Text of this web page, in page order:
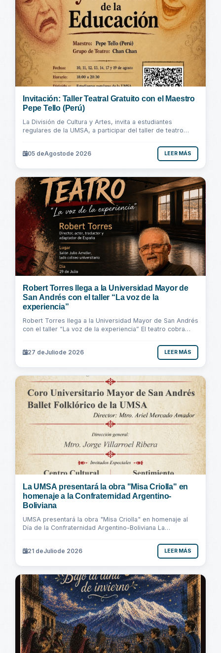
Invitación: Taller Teatral Gratuito con el Maestro
Pepe Tello (Perú)
La División de Cultura y Artes, invita a estudiantes
regulares de la UMSA, a participar del taller de teatro
05 deAgostode 2026 LEER MÁS
Robert Torres llega a la Universidad Mayor de
San Andrés con el taller “La voz de la
experiencia”
Robert Torres llega a la Universidad Mayor de San Andrés
con el taller “La voz de la experiencia” El teatro cobra
27 deJuliode 2026 LEER MÁS
La UMSA presentará la obra "Misa Criolla" en
homenaje a la Confraternidad Argentino-
Boliviana
UMSA presentará la obra "Misa Criolla" en homenaje al
Día de la Confraternidad Argentino-Boliviana La
21 deJuliode 2026 LEER MÁS